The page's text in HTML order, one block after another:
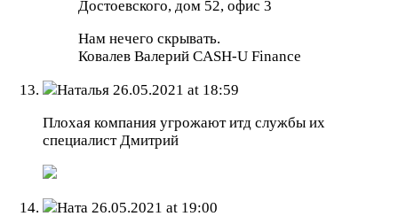
Достоевского, дом 52, офис 3
Нам нечего скрывать.
Ковалев Валерий CASH-U Finance
Наталья 26.05.2021 at 18:59
Плохая компания угрожают итд службы их
специалист Дмитрий
Ната 26.05.2021 at 19:00